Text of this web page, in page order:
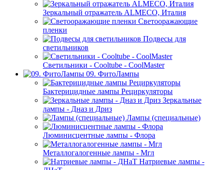
Зеркальный отражатель ALMECO, Италия
Светооражающие
пленки
Подвесы для
светильников
Светильники - Cooltube - CoolMaster
09. ФитоЛампы
Бактерицидные лампы Рециркуляторы
Зеркальные
лампы - Дназ и Дриз
Лампы (специальные)
Люминисцентные лампы - Флора
Металлогалогенные лампы - Мгл
Натриевые лампы -